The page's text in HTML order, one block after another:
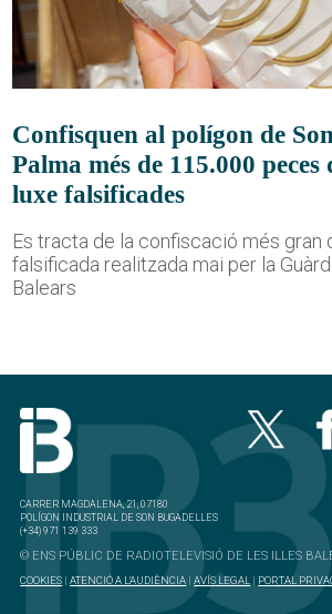
Confisquen al polígon de
Palma més de 115.000
luxe falsificades
Es tracta de la confiscació més gran
falsificada realitzada mai per la
Balears
CARRER MAGDALENA, 21, 07180
POLÍGON INDUSTRIAL DE SON BUGADELLES
(+34) 971 139 333
© ENS PÚBLIC DE RADIOTELEVISIÓ DE LES ILLES
COOKIES |ATENCIÓ A L'AUDIÈNCIA |AVÍS LEGAL | PORTAL